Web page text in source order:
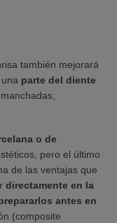
también mejorará
parte del diente
o de
pero el último
de las ventajas que
directamente en la
antes en
(composite